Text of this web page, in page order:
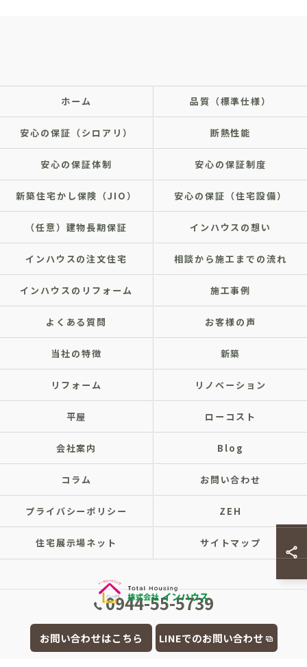
0944-55-5739
お問い合わせはこちら LINEでのお問い合わせ
ホーム 品質（標準仕様）
安心の保証（シロアリ） 断熱性能
安心の保証体制 安心の保証制度
新築住宅かし保険（JIO） 安心の保証（住宅設備）
（任意）建物長期保証 インハウスの想い
インハウスの注文住宅 相談から施工までの流れ
インハウスのリフォーム 施工事例
よくある質問 お客様の声
当社の特徴 新築
リフォーム リノベーション
平屋 ローコスト
会社案内 Blog
コラム お問い合わせ
プライバシーポリシー ZEH
住宅展示場ネット サイトマップ
© 2026 福岡県大牟田市の注文住宅なら株式会社インハウス ALL RIGHTS
RESERVED.